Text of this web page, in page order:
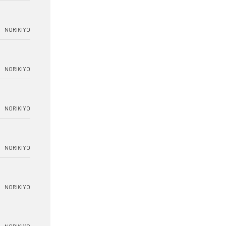
NORIKIYO
NORIKIYO
NORIKIYO
NORIKIYO
NORIKIYO